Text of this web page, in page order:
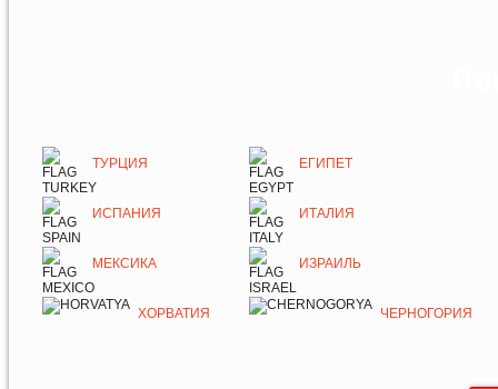
ТУРЦИЯ ЕГИПЕТ
ИСПАНИЯ ИТАЛИЯ
МЕКСИКА ИЗРАИЛЬ
ХОРВАТИЯ ЧЕРНОГОРИЯ